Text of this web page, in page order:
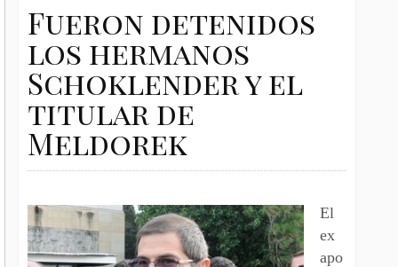
Fueron detenidos
los hermanos
Schoklender y el
titular de
Meldorek
El
ex
apo